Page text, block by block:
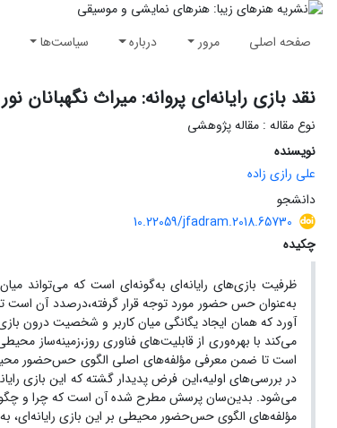
صفحه اصلی مرور درباره سیاست‌ها
نقد بازی رایانه‌ای پروانه: میراث
نوع مقاله : مقاله پژوهشی
نویسنده
علی رازی زاده
دانشجو
10.22059/jfadram.2018.65730
چکیده
ظرفیت بازی‌های رایانه‌ای به‌گونه‌ای است که می‌تواند
به‌عنوان حس حضور مورد توجه قرار گرفته،درصدد آن است تا
آورد که همان ایجاد یگانگی میان کاربر و شخصیت
می‌کند با بهره‌وری از قابلیت‌های فناوری روز،زمینه‌ساز
است تا ضمن معرفی مؤلفه‌های اصلی الگوی حس‌حضور محیطی،
در بررسی‌های اولیه،این فرض پدیدار گشته که این بازی
می‌شود. بدین‌سان پرسش مطرح شده آن است که چرا و چگونه
مؤلفه‌های الگوی حس‌حضور محیطی بر این بازی